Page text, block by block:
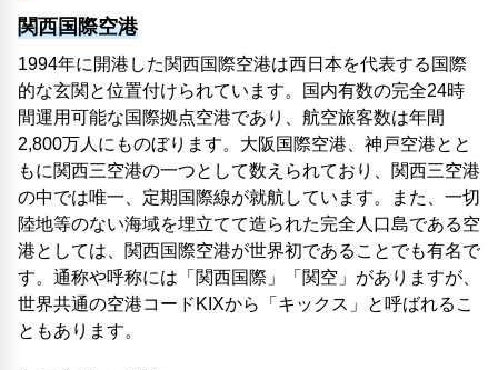
関西国際空港
1994年に開港した関西国際空港は西日本を代表する国際
的な玄関と位置付けられています。国内有数の完全24時
間運用可能な国際拠点空港であり、航空旅客数は年間
2,800万人にものぼります。大阪国際空港、神戸空港とと
もに関西三空港の一つとして数えられており、関西三空港
の中では唯一、定期国際線が就航しています。また、一切
陸地等のない海域を埋立てて造られた完全人口島である空
港としては、関西国際空港が世界初であることでも有名で
す。通称や呼称には「関西国際」「関空」がありますが、
世界共通の空港コードKIXから「キックス」と呼ばれるこ
ともあります。